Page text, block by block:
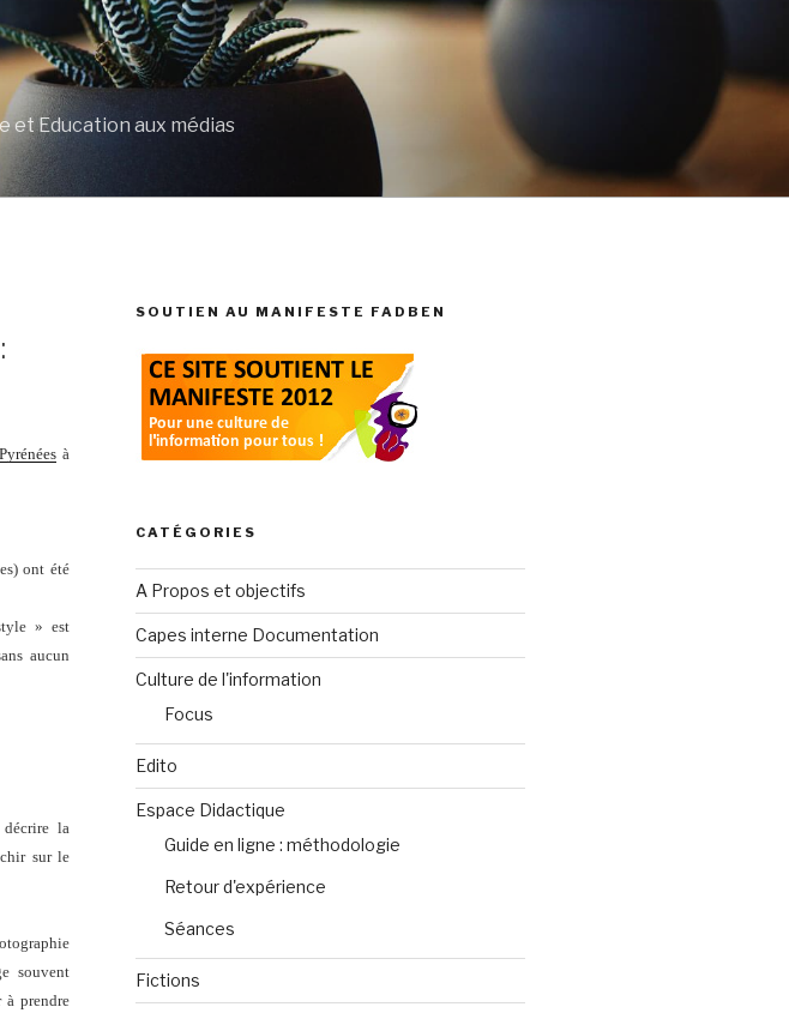
et Education aux médias
à
ont été
» est
aucun
la
sur le
souvent
prendre
SOUTIEN AU MANIFESTE FADBEN
CATÉGORIES
A Propos et objectifs
Capes interne Documentation
Culture de l'information
Focus
Edito
Espace Didactique
Guide en ligne : méthodologie
Retour d'expérience
Séances
Fictions